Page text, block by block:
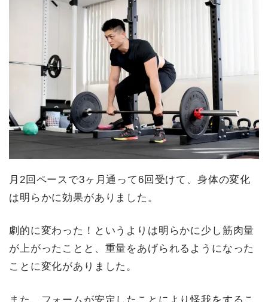
月2回ペースで3ヶ月通って6回受けて、身体の変化
は明らかに効果がありました。
劇的に変わった！というよりは明らかに少し筋肉量
が上がったことと、重量をあげられるようになった
ことに変化がありました。